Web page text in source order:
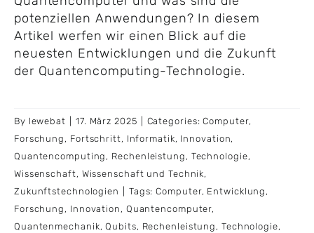
potenziellen Anwendungen? In diesem
Artikel werfen wir einen Blick auf die
neuesten Entwicklungen und die Zukunft
der Quantencomputing-Technologie.
By lewebat 17. März 2025 Categories:Computer,
Forschung , Fortschritt, Informatik, Innovation,
Quantencomputing , Rechenleistung , Technologie,
Wissenschaft, Wissenschaft und Technik,
Zukunftstechnologien
Tags:Computer, Entwicklung ,
Forschung , Innovation , Quantencomputer,
Quantenmechanik,Qubits, Rechenleistung , Technologie,